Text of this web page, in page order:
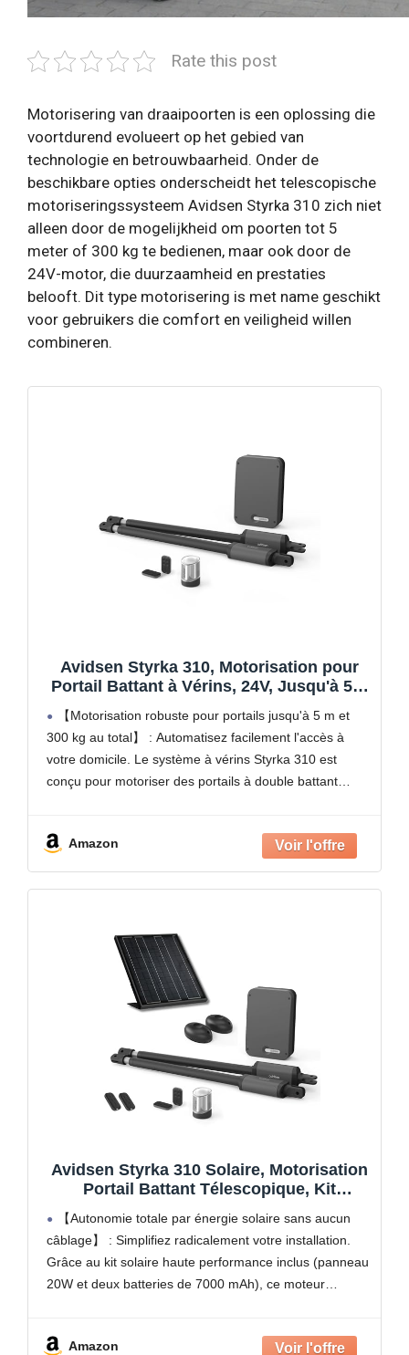
Rate this post
Motorisering van draaipoorten is een oplossing die
voortdurend evolueert op het gebied van
technologie en betrouwbaarheid. Onder de
beschikbare opties onderscheidt het telescopische
motoriseringssysteem Avidsen Styrka 310 zich niet
alleen door de mogelijkheid om poorten tot 5
meter of 300 kg te bedienen, maar ook door de
24V-motor, die duurzaamheid en prestaties
belooft. Dit type motorisering is met name geschikt
voor gebruikers die comfort en veiligheid willen
combineren.
Avidsen Styrka 310, Motorisation pour
Portail Battant à Vérins, 24V, Jusqu'à 5m
et 300kg au total, Automatisme de Portail
Électrique, Arrêt sur Obstacle, 2
Télécommandes
【Motorisation robuste pour portails jusqu'à 5 m et
300 kg au total】 : Automatisez facilement l'accès à
votre domicile. Le système à vérins Styrka 310 est
conçu pour motoriser des portails à double battant
Amazon
Avidsen Styrka 310 Solaire, Motorisation
Portail Battant Télescopique, Kit
Automatisme Solaire Complet, 5m et
300kg, Sans Fil, 4 Télécommandes,
Économie d'Énergie, Installation DIY, Gris
【Autonomie totale par énergie solaire sans aucun
câblage】 : Simplifiez radicalement votre installation.
Grâce au kit solaire haute performance inclus (panneau
20W et deux batteries de 7000 mAh), ce moteur
Amazon